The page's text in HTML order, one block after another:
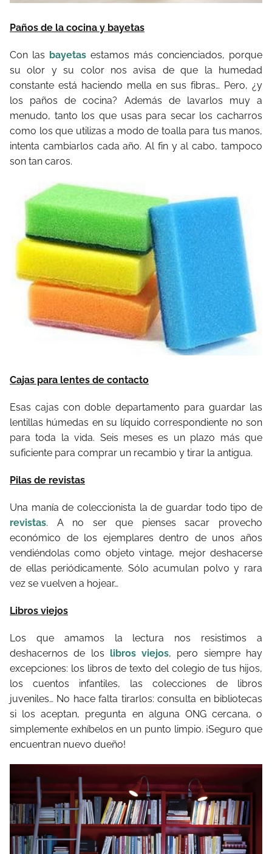
Paños de la cocina y bayetas
Con las bayetas estamos más concienciados, porque
su olor y su color nos avisa de que la humedad
constante está haciendo mella en sus fibras… Pero, ¿y
los paños de cocina? Además de lavarlos muy a
menudo, tanto los que usas para secar los cacharros
como los que utilizas a modo de toalla para tus manos,
intenta cambiarlos cada año. Al fin y al cabo, tampoco
son tan caros.
Cajas para lentes de contacto
Esas cajas con doble departamento para guardar las
lentillas húmedas en su líquido correspondiente no son
para toda la vida. Seis meses es un plazo más que
suficiente para comprar un recambio y tirar la antigua.
Pilas de revistas
Una manía de coleccionista la de guardar todo tipo de
revistas. A no ser que pienses sacar provecho
económico de los ejemplares dentro de unos años
vendiéndolas como objeto vintage, mejor deshacerse
de ellas periódicamente. Sólo acumulan polvo y rara
vez se vuelven a hojear…
Libros viejos
Los que amamos la lectura nos resistimos a
deshacernos de los libros viejos, pero siempre hay
excepciones: los libros de texto del colegio de tus hijos,
los cuentos infantiles, las colecciones de libros
juveniles… No hace falta tirarlos: consulta en bibliotecas
si los aceptan, pregunta en alguna ONG cercana, o
simplemente exhíbelos en un punto limpio. ¡Seguro que
encuentran nuevo dueño!